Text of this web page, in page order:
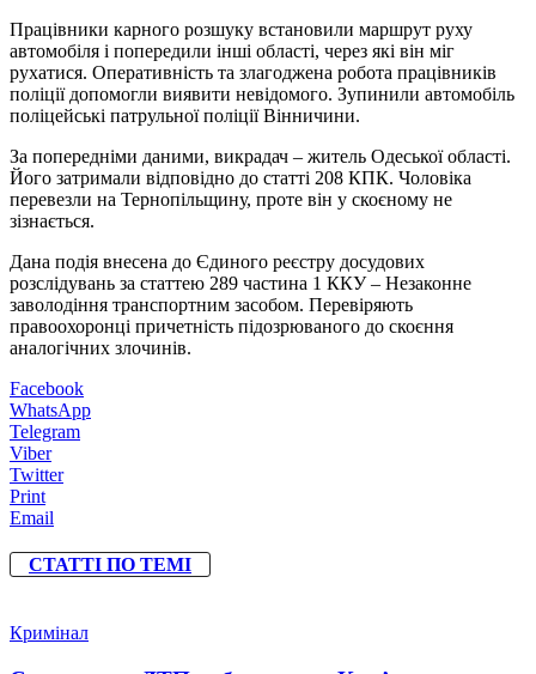
Працівники карного розшуку встановили маршрут руху
автомобіля і попередили інші області, через які він міг
рухатися. Оперативність та злагоджена робота працівників
поліції допомогли виявити невідомого. Зупинили автомобіль
поліцейські патрульної поліції Вінничини.
За попередніми даними, викрадач – житель Одеської області.
Його затримали відповідно до статті 208 КПК. Чоловіка
перевезли на Тернопільщину, проте він у скоєному не
зізнається.
Дана подія внесена до Єдиного реєстру досудових
розслідувань за статтею 289 частина 1 ККУ – Незаконне
заволодіння транспортним засобом. Перевіряють
правоохоронці причетність підозрюваного до скоєння
аналогічних злочинів.
Facebook
WhatsApp
Telegram
Viber
Twitter
Print
Email
СТАТТІ ПО ТЕМІ
Кримінал